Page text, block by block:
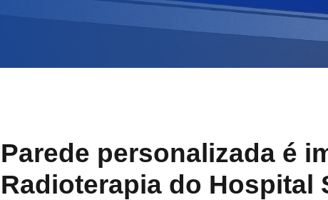
Parede personalizada é
Radioterapia do Hospital